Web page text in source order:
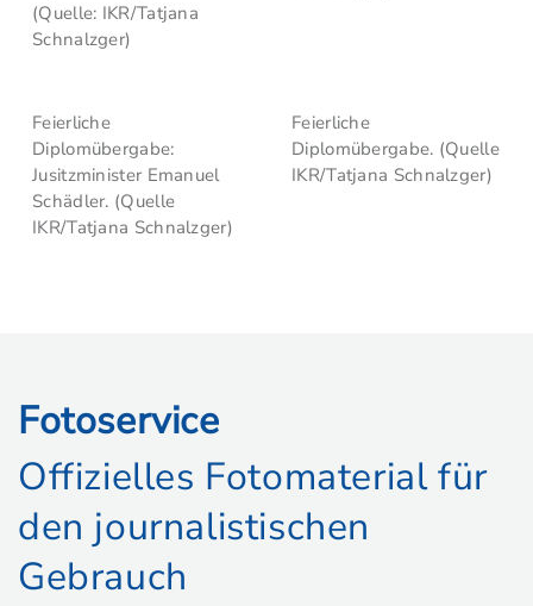
(Quelle: IKR/Tatjana
Schnalzger)
Feierliche
Diplomübergabe:
Jusitzminister Emanuel
Schädler. (Quelle
IKR/Tatjana Schnalzger)
Feierliche
Diplomübergabe. (Quelle
IKR/Tatjana Schnalzger)
Fotoservice
Offizielles Fotomaterial für
den journalistischen
Gebrauch